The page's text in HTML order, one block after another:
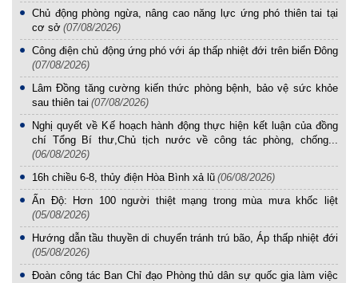
Chủ động phòng ngừa, nâng cao năng lực ứng phó thiên tai tại
cơ sở (07/08/2026)
Công điện chủ động ứng phó với áp thấp nhiệt đới trên biển Đông
(07/08/2026)
Lâm Đồng tăng cường kiến thức phòng bệnh, bảo vệ sức khỏe
sau thiên tai (07/08/2026)
Nghị quyết về Kế hoạch hành động thực hiện kết luận của đồng
chí Tổng Bí thư,Chủ tịch nước về công tác phòng, chống...
(06/08/2026)
16h chiều 6-8, thủy điện Hòa Bình xả lũ (06/08/2026)
Ấn Độ: Hơn 100 người thiệt mạng trong mùa mưa khốc liệt
(05/08/2026)
Hướng dẫn tầu thuyền di chuyển tránh trú bão, Áp thấp nhiệt đới
(05/08/2026)
Đoàn công tác Ban Chỉ đạo Phòng thủ dân sự quốc gia làm việc